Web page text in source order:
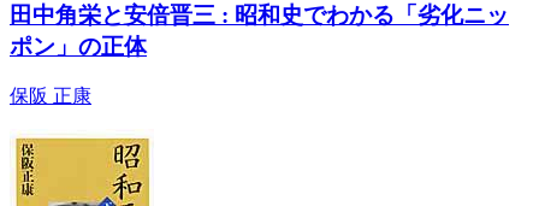
田中角栄と安倍晋三 : 昭和史でわかる「劣化ニッ
ポン」の正体
保阪 正康